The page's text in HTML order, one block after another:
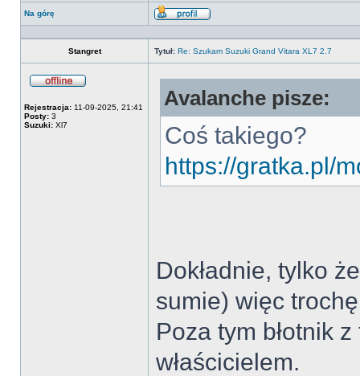
Na górę
Wyświetl
Stangret
Tytuł: Re: Szukam Suzuki Grand Vitara XL7 2.7
Rejestracja: 11-09-2025, 21:41
Posty: 3
Suzuki: Xl7
Avalanche pisze:
Coś takiego?
https://gratka.pl/
Dokładnie, tylko
sumie) więc
Poza tym błotnik
właścicielem.